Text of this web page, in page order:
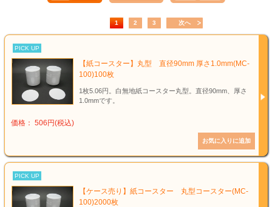
1 2 3 次へ
PICK UP
【紙コースター】丸型 直径90mm 厚さ1.0mm(MC-
100)100枚
1枚5.06円。白無地紙コースター丸型。直径90mm、厚さ
1.0mmです。
価格： 506円(税込)
PICK UP
【ケース売り】紙コースター 丸型コースター(MC-
100)2000枚